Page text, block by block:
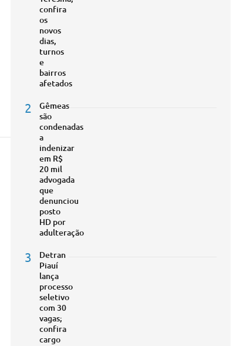
confira
os
novos
dias,
turnos
e
bairros
afetados
2
Gêmeas
são
condenadas
a
indenizar
em R$
20 mil
advogada
que
denunciou
posto
HD por
adulteração
3
Detran
Piauí
lança
processo
seletivo
com 30
vagas;
confira
cargo